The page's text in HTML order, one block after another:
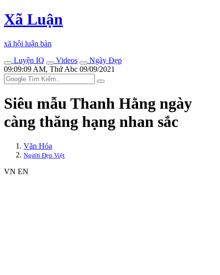
Xã Luận
xã hội luận bàn
Luyện IQ
Videos
Ngày Đẹp
09:09:09 AM, Thứ Abc 09/09/2021
Siêu mẫu Thanh Hằng ngày
càng thăng hạng nhan sắc
Văn Hóa
Người Đẹp Việt
VN EN